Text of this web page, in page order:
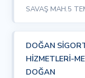
SAVAŞ MAH.5
DOĞAN
HİZMETLERİ-
DOĞAN